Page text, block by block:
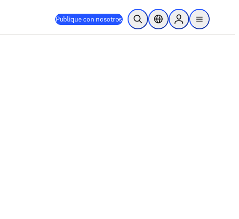
Publique con nosotros Abrir búsquedaSelector de ubicación
Sign in to products
menu